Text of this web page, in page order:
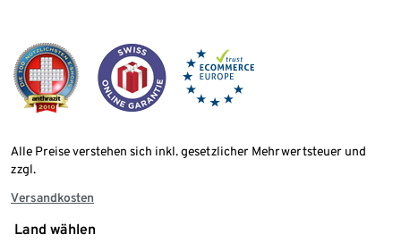
Alle Preise verstehen sich inkl. gesetzlicher Mehrwertsteuer und
zzgl.
Versandkosten
Land wählen